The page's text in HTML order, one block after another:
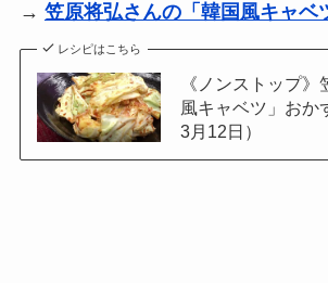
→ 笠原将弘さんの「韓国風キャベ
レシピはこちら
《ノンストップ
風キャベツ」おか
3月12日）